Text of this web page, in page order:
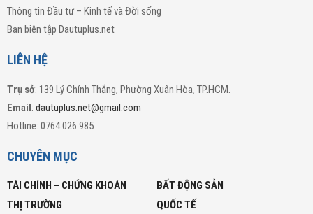
Thông tin Đầu tư – Kinh tế và Đời sống
Ban biên tập Dautuplus.net
LIÊN HỆ
Trụ sở: 139 Lý Chính Thắng, Phường Xuân Hòa, TP.HCM.
Email: dautuplus.net@gmail.com
Hotline: 0764.026.985
CHUYÊN MỤC
TÀI CHÍNH – CHỨNG KHOÁN
BẤT ĐỘNG SẢN
THỊ TRƯỜNG
QUỐC TẾ